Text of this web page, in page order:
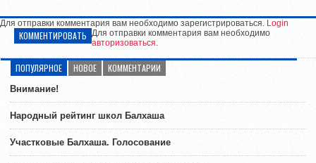
Для отправки комментария вам необходимо зарегистрироваться. Login
КОММЕНТИРОВАТЬ Для отправки комментария вам необходимо
авторизоваться.
ПОПУЛЯРНОЕ НОВОЕ КОММЕНТАРИИ
Внимание!
Народный рейтинг школ Балхаша
Участковые Балхаша. Голосование